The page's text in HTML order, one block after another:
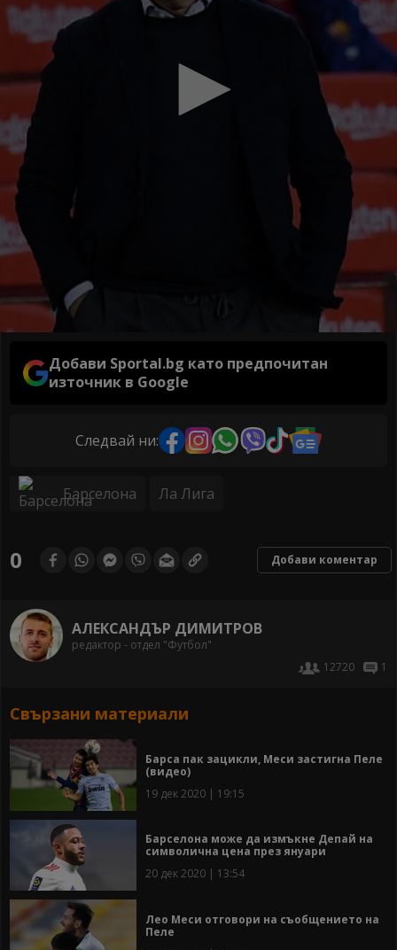
Добави Sportal.bg като предпочитан
източник в Google
Следвай ни:
Барселона Ла Лига
0 Добави коментар
АЛЕКСАНДЪР ДИМИТРОВ
редактор - отдел "Футбол"
12720
1
Свързани материали
Барса пак зацикли, Меси застигна Пеле
(видео)
19 дек 2020 | 19:15
Барселона може да измъкне Депай на
символична цена през януари
20 дек 2020 | 13:54
Лео Меси отговори на съобщението на
Пеле